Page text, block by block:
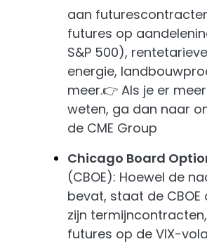
aan
futures op
S&P 500),
energie,
meer.👉 Als je er
weten, ga dan naar
de CME Group
Chicago Board
(CBOE): Hoewel de
bevat, staat de
zijn
futures op de VIX-